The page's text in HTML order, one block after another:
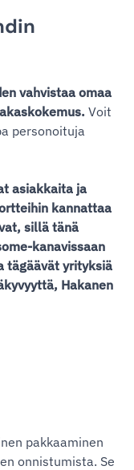
vahvistaa omaa
Voit
personoituja
asiakkaita ja
kannattaa
sillä tänä
kanavissaan
tägäävät yrityksiä
Hakanen
pakkaaminen
onnistumista. Se